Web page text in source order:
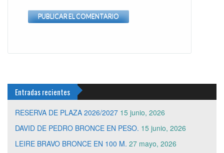
Entradas recientes
RESERVA DE PLAZA 2026/2027 15 junio, 2026
DAVID DE PEDRO BRONCE EN PESO. 15 junio, 2026
LEIRE BRAVO BRONCE EN 100 M. 27 mayo, 2026